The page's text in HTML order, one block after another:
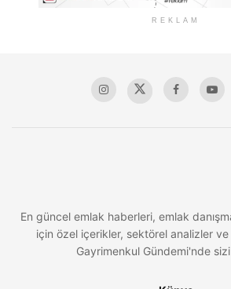
REKLAM
En güncel emlak haberleri, emlak
için özel içerikler, sektörel analizler ve
Gayrimenkul Gündemi'nde